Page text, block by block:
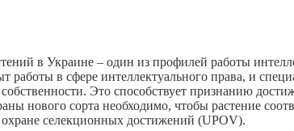
в Украине – один из профилей работы
в сфере интеллектуального права, и
Это способствует признанию
нового сорта необходимо, чтобы растение
селекционных достижений (UPOV).